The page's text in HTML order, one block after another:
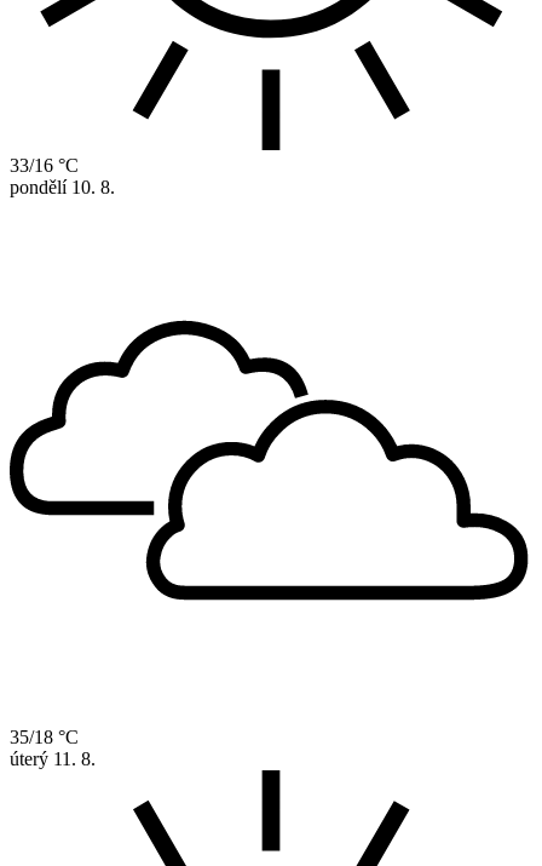
33/16 °C
pondělí 10. 8.
35/18 °C
úterý 11. 8.